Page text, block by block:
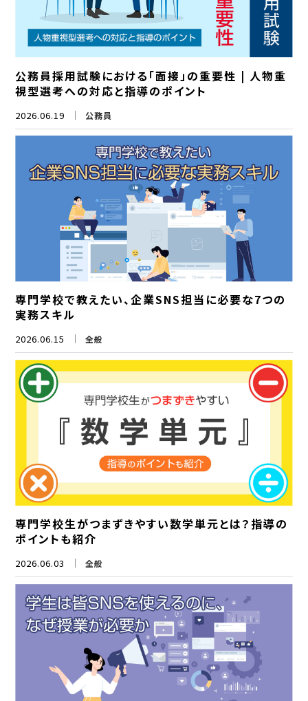
公務員採用試験における「面接」の重要性 | 人物重
視型選考への対応と指導のポイント
2026.06.19 公務員
専門学校で教えたい、企業SNS担当に必要な7つの
実務スキル
2026.06.15 全般
専門学校生がつまずきやすい数学単元とは？指導の
ポイントも紹介
2026.06.03 全般